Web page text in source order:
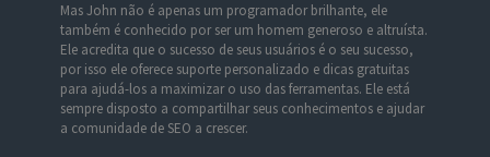
Mas John não é apenas um programador brilhante, ele
também é conhecido por ser um homem generoso e altruísta.
Ele acredita que o sucesso de seus usuários é o seu sucesso,
por isso ele oferece suporte personalizado e dicas gratuitas
para ajudá-los a maximizar o uso das ferramentas. Ele está
sempre disposto a compartilhar seus conhecimentos e ajudar
a comunidade de SEO a crescer.